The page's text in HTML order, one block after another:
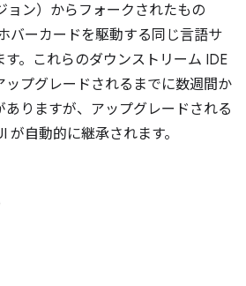
ョン）からフォークされたもの
バーカードを駆動する同じ言語サ
。これらのダウンストリーム IDE
ップグレードされるまでに数週間か
ありますが、アップグレードされる
が自動的に継承されます。